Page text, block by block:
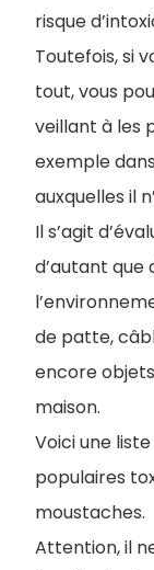
risque
Toutefois, si
tout, vous
veillant à les
exemple
auxquelles il
Il s’agit
d’autant que
de patte,
encore
maison.
Voici une
populaires
moustaches.
Attention, il